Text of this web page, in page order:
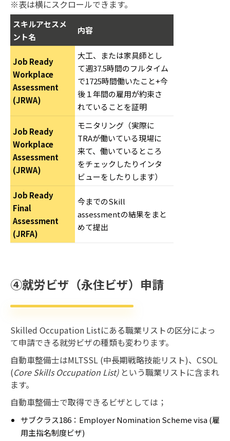
※表は横にスクロールできます。
スキルアセスメ
ント名
内容
Job Ready
Workplace
Assessment
(JRWA)
大工、または家具師とし
て週37.5時間のフルタイム
で1725時間働いたこと+今
後１年間の雇用が約束さ
れていることを証明
Job Ready
Workplace
Assessment
(JRWA)
モニタリング（実際に
TRAが働いている現場に
来て、働いているところ
をチェックしたりインタ
ビューをしたりします）
Job Ready
Final
Assessment
(JRFA)
今までのSkill
assessmentの結果をまと
めて提出
④就労ビザ（永住ビザ）申請
Skilled Occupation Listにある職業リストの区分によっ
て申請できる就労ビザの種類も変わります。
自動車整備士はMLTSSL (中長期戦略技能リスト)、CSOL
(Core Skills Occupation List) という職業リストに含まれ
ます。
自動車整備士で取得できるビザとしては；
サブクラス186：Employer Nomination Scheme visa (雇
用主指名制度ビザ)